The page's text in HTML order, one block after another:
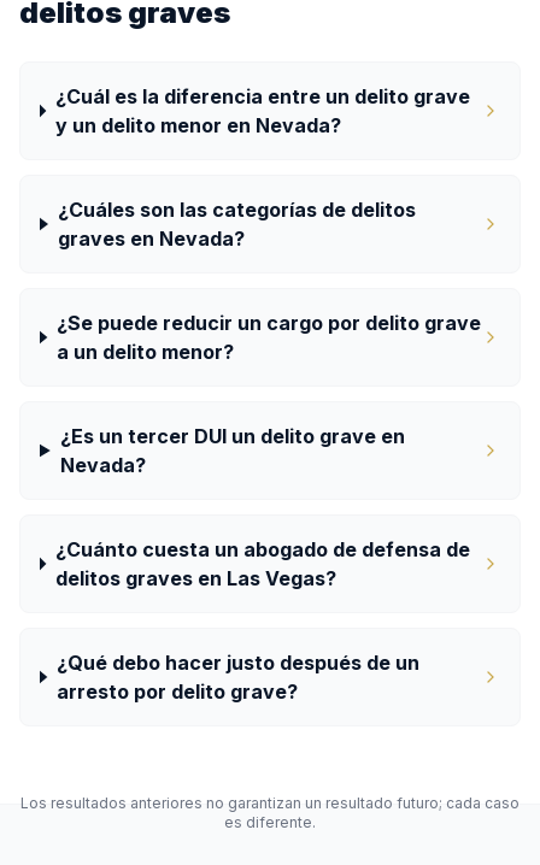
delitos graves
¿Cuál es la diferencia entre un delito grave
y un delito menor en Nevada?
¿Cuáles son las categorías de delitos
graves en Nevada?
¿Se puede reducir un cargo por delito grave
a un delito menor?
¿Es un tercer DUI un delito grave en
Nevada?
¿Cuánto cuesta un abogado de defensa de
delitos graves en Las Vegas?
¿Qué debo hacer justo después de un
arresto por delito grave?
Los resultados anteriores no garantizan un resultado futuro; cada caso
es diferente.